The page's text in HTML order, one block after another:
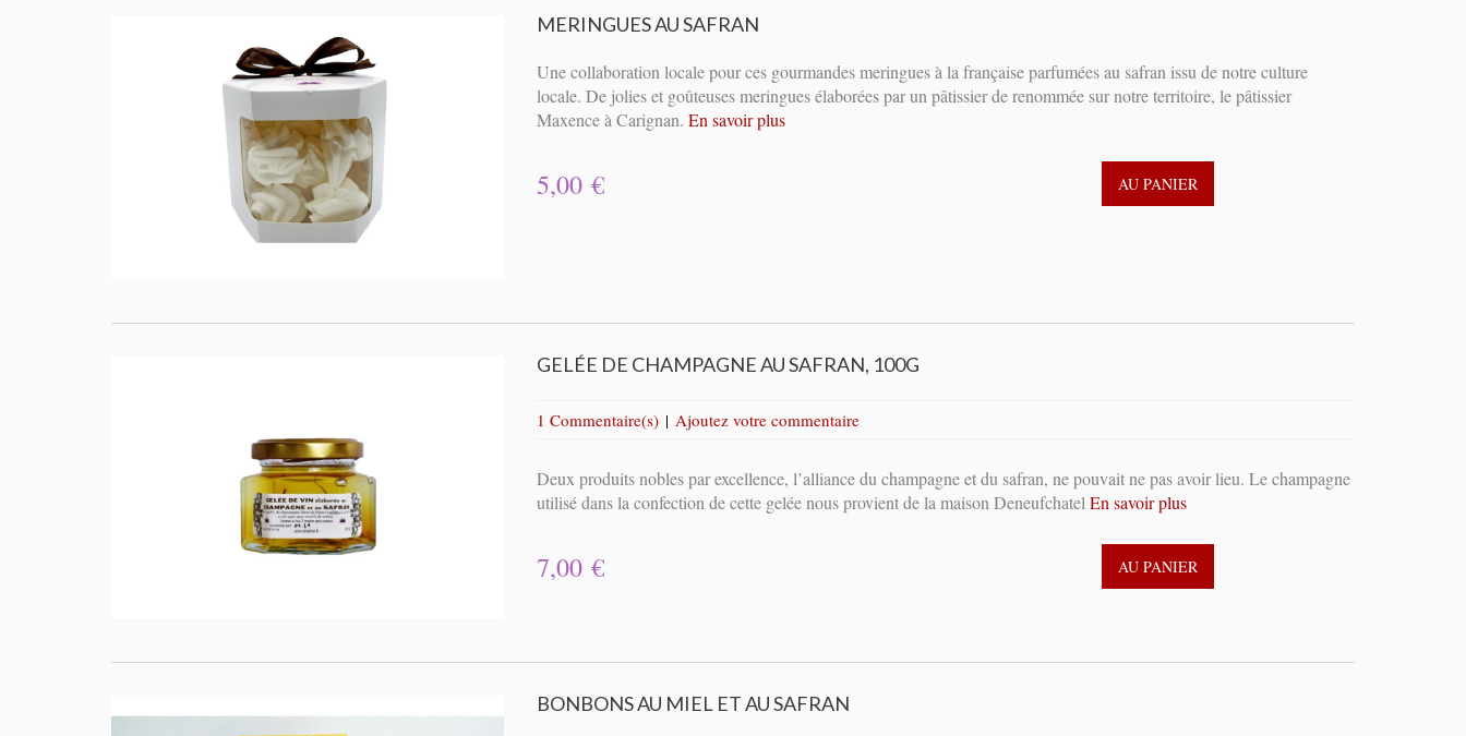
MERINGUES AU SAFRAN
Une collaboration locale pour ces gourmandes meringues à la française parfumées au safran issu de notre culture
locale. De jolies et goûteuses meringues élaborées par un pâtissier de renommée sur notre territoire, le pâtissier
Maxence à Carignan. En savoir plus
5,00 € AU PANIER
GELÉE DE CHAMPAGNE AU SAFRAN, 100G
1 Commentaire(s) | Ajoutez votre commentaire
Deux produits nobles par excellence, l’alliance du champagne et du safran, ne pouvait ne pas avoir lieu. Le champagne
utilisé dans la confection de cette gelée nous provient de la maison Deneufchatel En savoir plus
7,00 € AU PANIER
BONBONS AU MIEL ET AU SAFRAN